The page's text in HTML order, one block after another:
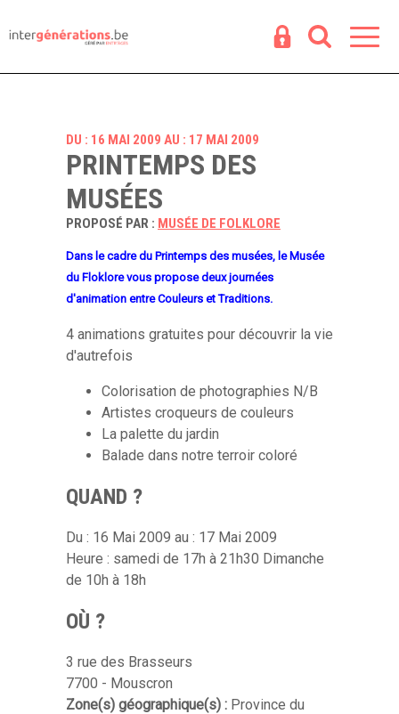
DU : 16 MAI 2009 AU : 17 MAI 2009
PRINTEMPS DES
MUSÉES
PROPOSÉ PAR : MUSÉE DE FOLKLORE
Dans le cadre du Printemps des musées, le Musée
du Floklore vous propose deux journées
d'animation entre Couleurs et Traditions.
4 animations gratuites pour découvrir la vie
d'autrefois
Colorisation de photographies N/B
Artistes croqueurs de couleurs
La palette du jardin
Balade dans notre terroir coloré
QUAND ?
Du : 16 Mai 2009 au : 17 Mai 2009
Heure : samedi de 17h à 21h30 Dimanche
de 10h à 18h
OÙ ?
3 rue des Brasseurs
7700 - Mouscron
Zone(s) géographique(s) : Province du